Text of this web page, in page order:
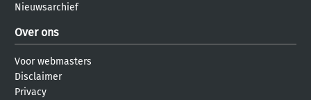
Nieuwsarchief
Over ons
Voor webmasters
Disclaimer
Privacy